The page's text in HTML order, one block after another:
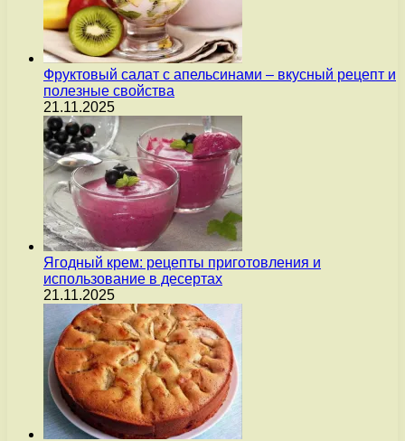
Фруктовый салат с апельсинами – вкусный рецепт и
полезные свойства
21.11.2025
Ягодный крем: рецепты приготовления и
использование в десертах
21.11.2025